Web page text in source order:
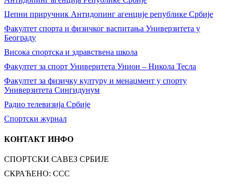
Џепни приручник Антидопинг агенције републике Србије
Факултет спорта и физичког васпитања Универзитета у
Београду
Висока спортска и здравствена школа
Факултет за спорт Универитета Унион – Никола Тесла
Факултет за физичку културу и менаџмент у спорту
Универзитета Сингидунум
Радио телевизија Србије
Спортски журнал
КОНТАКТ ИНФО
СПОРТСКИ САВЕЗ СРБИЈЕ
СКРАЋЕНО: ССС